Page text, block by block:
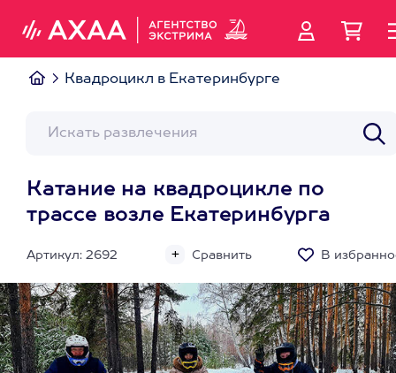
Квадроцикл в Екатеринбурге
Катание на квадроцикле по
трассе возле Екатеринбурга
Артикул: 2692 Сравнить В